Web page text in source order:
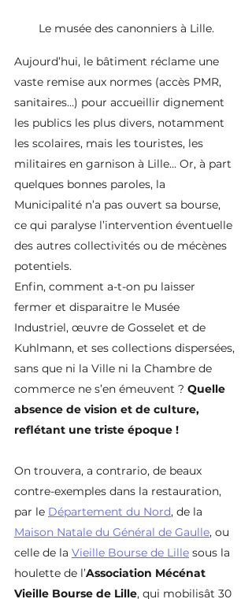
Le musée des canonniers à Lille.
Aujourd’hui, le bâtiment réclame une
vaste remise aux normes (accès PMR,
sanitaires…) pour accueillir dignement
les publics les plus divers, notamment
les scolaires, mais les touristes, les
militaires en garnison à Lille… Or, à part
quelques bonnes paroles, la
Municipalité n’a pas ouvert sa bourse,
ce qui paralyse l’intervention éventuelle
des autres collectivités ou de mécènes
potentiels.
Enfin, comment a-t-on pu laisser
fermer et disparaitre le Musée
Industriel, œuvre de Gosselet et de
Kuhlmann, et ses collections dispersées,
sans que ni la Ville ni la Chambre de
commerce ne s’en émeuvent ? Quelle
absence de vision et de culture,
reflétant une triste époque !
On trouvera, a contrario, de beaux
contre-exemples dans la restauration,
par le Département du Nord, de la
Maison Natale du Général de Gaulle, ou
celle de la Vieille Bourse de Lille sous la
houlette de l’Association Mécénat
Vieille Bourse de Lille, qui mobilisât 30